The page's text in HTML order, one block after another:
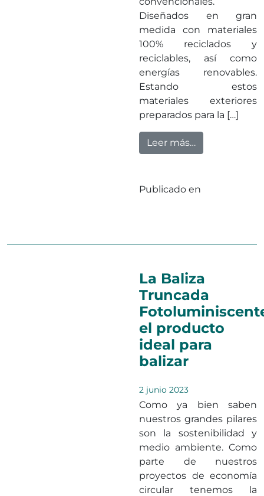
Diseñados en gran
medida con materiales
100% reciclados y
reciclables, así como
energías renovables.
Estando estos
materiales exteriores
preparados para la […]
Leer más…
Publicado en
La Baliza
Truncada
el producto
ideal para
balizar
2 junio 2023
Como ya bien saben
nuestros grandes pilares
son la sostenibilidad y
medio ambiente. Como
parte de nuestros
proyectos de economía
circular tenemos la